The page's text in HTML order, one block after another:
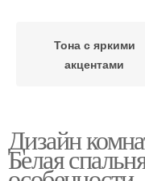
Тона с яркими
акцентами
Дизайн в светлых
Дизайн
Белая